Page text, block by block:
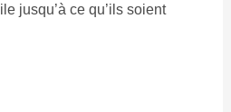
jusqu’à ce qu’ils soient